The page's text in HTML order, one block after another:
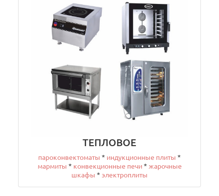
ТЕПЛОВОЕ
пароконвектоматы * индукционные плиты *
мармиты * конвекционные печи* жарочные
шкафы * электроплиты